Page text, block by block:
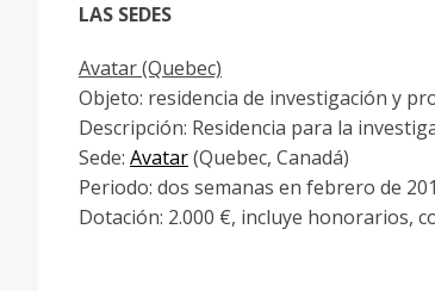
LAS SEDES
Avatar (Quebec)
Objeto: residencia de investigación y
Descripción: Residencia para la
Sede: Avatar(Quebec, Canadá)
Periodo: dos semanas en febrero de
Dotación: 2.000 €, incluye honorarios,